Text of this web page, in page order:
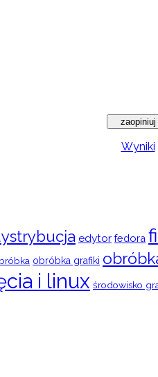
Wyniki
edytor fedora
obróbka grafiki
i linux środowisko